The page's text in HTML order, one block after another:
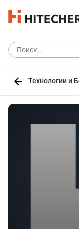
Технологии и